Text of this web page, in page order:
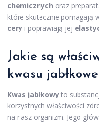
chemicznych oraz
które skutecznie pomagają
cery i poprawiają jej
Jakie są
kwasu
Kwas jabłkowy to
korzystnych właściwości
na nasz organizm. Jego